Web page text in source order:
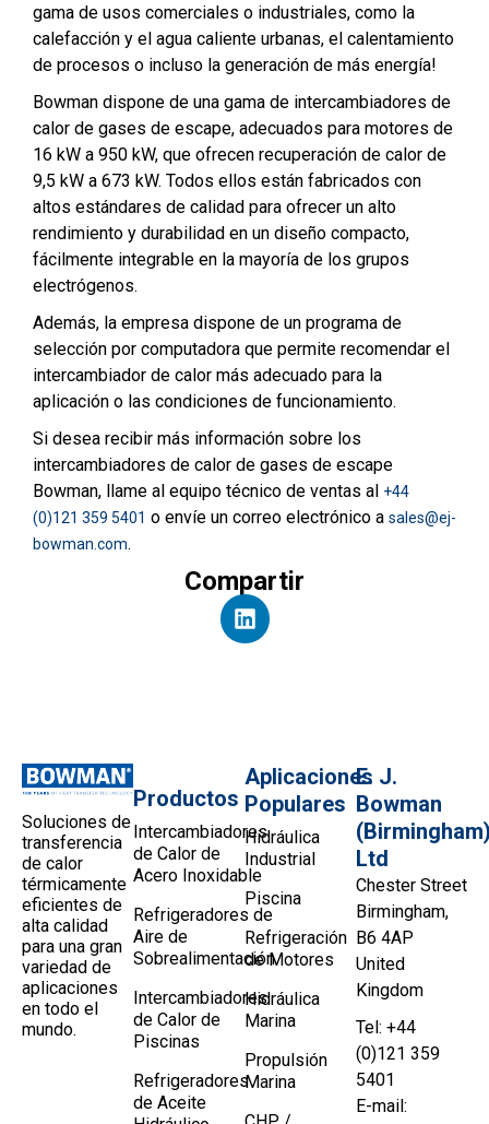
gama de usos comerciales o industriales, como la
calefacción y el agua caliente urbanas, el calentamiento
de procesos o incluso la generación de más energía!
Bowman dispone de una gama de intercambiadores de
calor de gases de escape, adecuados para motores de
16 kW a 950 kW, que ofrecen recuperación de calor de
9,5 kW a 673 kW. Todos ellos están fabricados con
altos estándares de calidad para ofrecer un alto
rendimiento y durabilidad en un diseño compacto,
fácilmente integrable en la mayoría de los grupos
electrógenos.
Además, la empresa dispone de un programa de
selección por computadora que permite recomendar el
intercambiador de calor más adecuado para la
aplicación o las condiciones de funcionamiento.
Si desea recibir más información sobre los
intercambiadores de calor de gases de escape
Bowman, llame al equipo técnico de ventas al +44
(0)121 359 5401 o envíe un correo electrónico a sales@ej-
bowman.com.
Compartir
Soluciones de
transferencia
de calor
térmicamente
eficientes de
alta calidad
para una gran
variedad de
aplicaciones
en todo el
mundo.
Productos
Intercambiadores
de Calor de
Acero Inoxidable
Refrigeradores de
Aire de
Sobrealimentación
Intercambiadores
de Calor de
Piscinas
Refrigeradores
de Aceite
Aplicaciones
Populares
Hidráulica
Industrial
Piscina
Refrigeración
de Motores
Hidráulica
Marina
Propulsión
Marina
E. J.
Bowman
Ltd
Chester Street
Birmingham,
B6 4AP
United
Kingdom
Tel: +44
(0)121 359
5401
E-mail: